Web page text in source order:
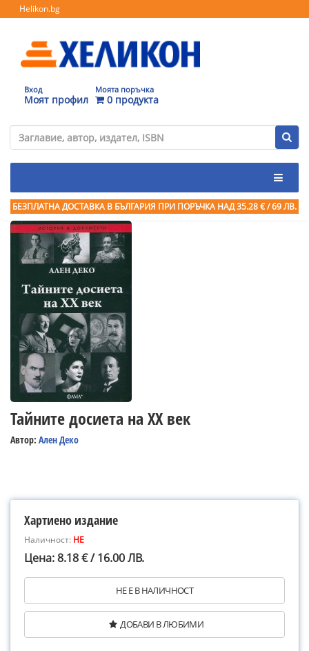
Helikon.bg
Вход
Моят профил
Моята поръчка
0 продукта
БЕЗПЛАТНА ДОСТАВКА В БЪЛГАРИЯ ПРИ ПОРЪЧКА НАД 35.28 € / 69 ЛВ.
Тайните досиета на ХХ век
Автор: Ален Деко
Хартиено издание
Наличност: НЕ
Цена: 8.18 € / 16.00 ЛВ.
НЕ Е В НАЛИЧНОСТ
ДОБАВИ В ЛЮБИМИ